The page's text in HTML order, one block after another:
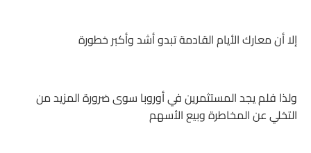
إلا أن معارك الأيام القادمة تبدو أشد وأكبر خطورة
ولذا فلم يجد المستثمرين في أوروبا سوى ضرورة المزيد من
التخلي عن المخاطرة وبيع الأسهم